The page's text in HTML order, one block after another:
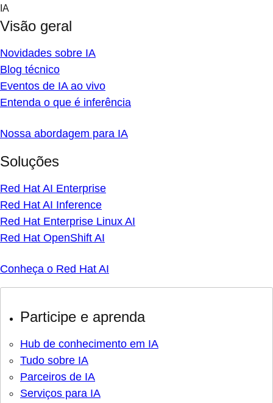
Skip
content
IA
Visão geral
Novidades sobre IA
Blog técnico
Eventos de IA ao vivo
Entenda o que é inferência
Nossa abordagem para IA
Soluções
Red Hat AI Enterprise
Red Hat AI Inference
Red Hat Enterprise Linux AI
Red Hat OpenShift AI
Conheça o Red Hat AI
Participe e aprenda
Hub de conhecimento em IA
Tudo sobre IA
Parceiros de IA
Serviços para IA